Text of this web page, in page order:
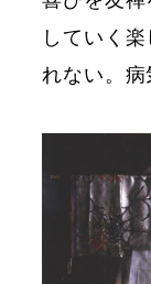
していく
れない。病